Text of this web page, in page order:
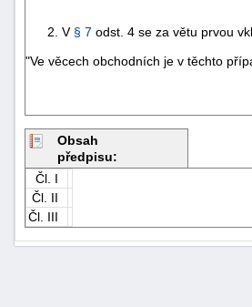
2. V § 7 odst. 4 se za větu prvou
"Ve věcech obchodních je v těchto
Obsah
předpisu:
Čl. I
Čl. II
Čl. III